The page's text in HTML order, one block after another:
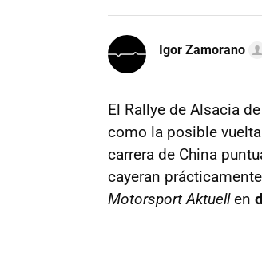
Igor Zamorano
El Rallye de Alsacia
como la posible
carrera de China
cayeran
Motorsport Aktuellen